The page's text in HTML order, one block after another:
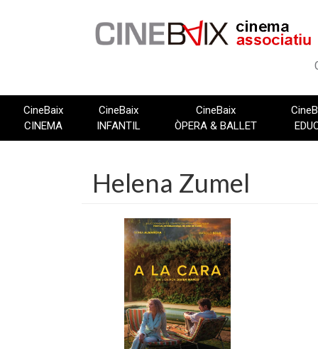
CineBaix
CINEMA
CineBaix
INFANTIL
CineBaix
ÒPERA & BALLET
Helena Zumel